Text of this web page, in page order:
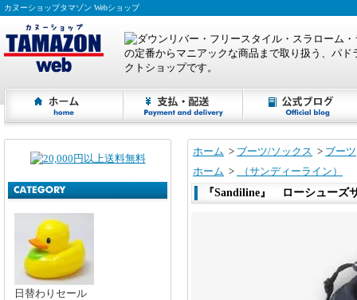
カヌーショップタマゾン Webショップ
日替わりセール
ホーム > ブーツ/ソックス > ブーツ
ホーム >
（サンディーライン）
『Sandiline』 ローシューズ